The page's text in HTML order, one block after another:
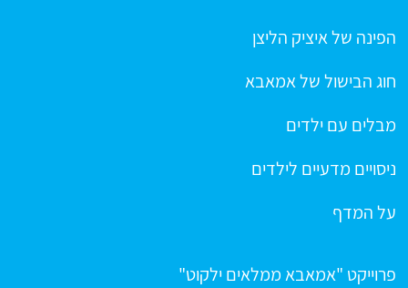
הפינה של איציק הליצן
חוג הבישול של אמאבא
מבלים עם ילדים
ניסויים מדעיים לילדים
על המדף
פרוייקט "אמאבא ממלאים ילקוט"